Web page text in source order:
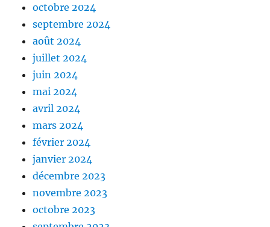
octobre 2024
septembre 2024
août 2024
juillet 2024
juin 2024
mai 2024
avril 2024
mars 2024
février 2024
janvier 2024
décembre 2023
novembre 2023
octobre 2023